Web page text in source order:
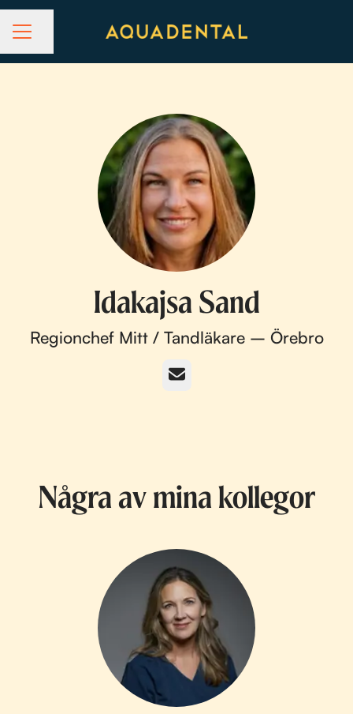
KARRIÄRMENY
Dela sidan
Idakajsa Sand
Regionchef Mitt / Tandläkare – Örebro
E-post
Några av mina kollegor